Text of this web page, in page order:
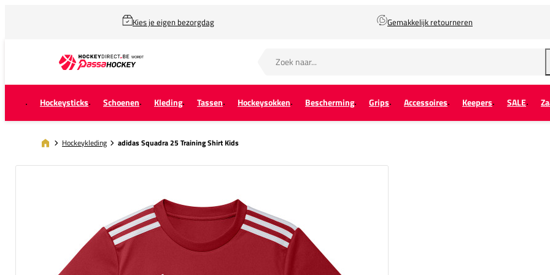
Kies je eigen bezorgdag Gemakkelijk retourneren
Hockeysticks Schoenen Kleding Tassen Hockeysokken Bescherming Grips Accessoires Keepers SALE
Hockeykleding adidas Squadra 25 Training Shirt Kids